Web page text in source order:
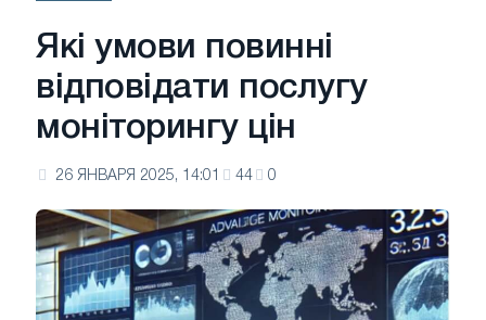
Які умови повинні
відповідати послугу
моніторингу цін
26 ЯНВАРЯ 2025, 14:01 44 0